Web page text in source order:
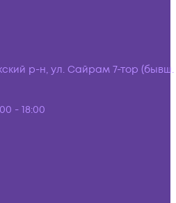
р-н, ул. Сайрам 7-тор (бывш.
- 18:00